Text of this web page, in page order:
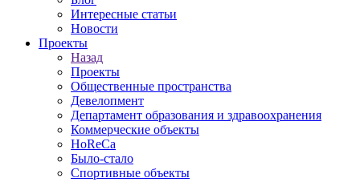
Интересные статьи
Новости
Проекты
Назад
Проекты
Общественные пространства
Девелопмент
Департамент образования и здравоохранения
Коммерческие объекты
HoReCa
Было-стало
Спортивные объекты